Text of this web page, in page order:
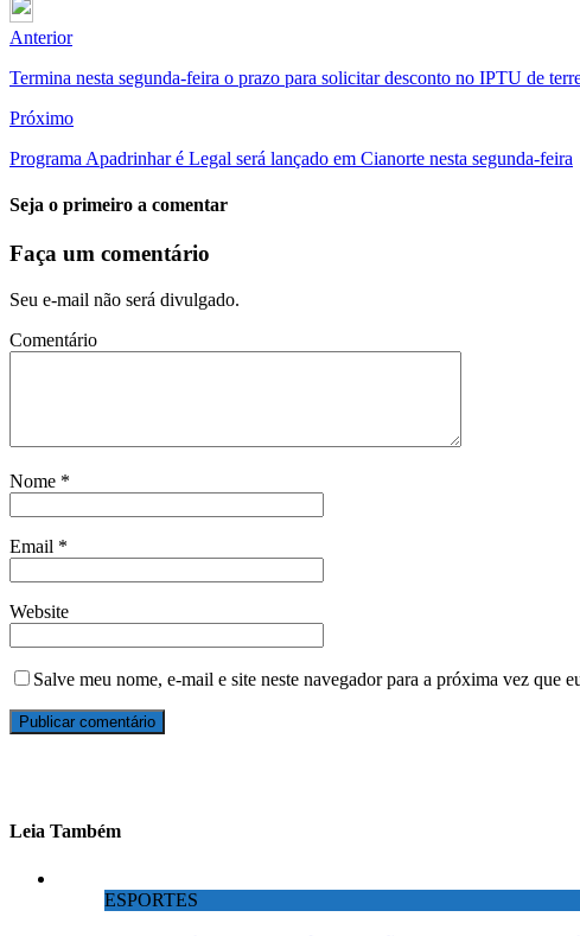
Anterior
Termina nesta segunda-feira o prazo para solicitar desconto no IPTU de
Próximo
Programa Apadrinhar é Legal será lançado em Cianorte nesta segunda-feira
Seja o primeiro a comentar
Faça um comentário
Seu e-mail não será divulgado.
Comentário
Nome *
Email *
Website
Salve meu nome, e-mail e site neste navegador para a próxima vez que
Leia Também
ESPORTES